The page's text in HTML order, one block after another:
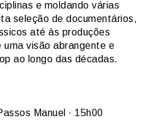
e moldando várias
seleção de documentários,
até às produções
visão abrangente e
ao longo das décadas.
Manuel · 15h00